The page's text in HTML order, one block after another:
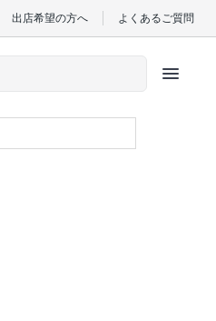
出店希望の方へ よくあるご質問
menu